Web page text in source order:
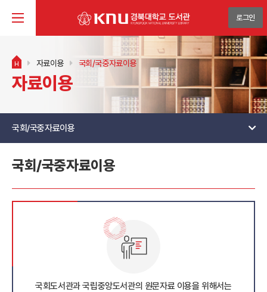
로그인
H 자료이용 국회/국중자료이용
자료이용
국회/국중자료이용
국회/국중자료이용
국회도서관과 국립중앙도서관의 원문자료 이용을 위해서는